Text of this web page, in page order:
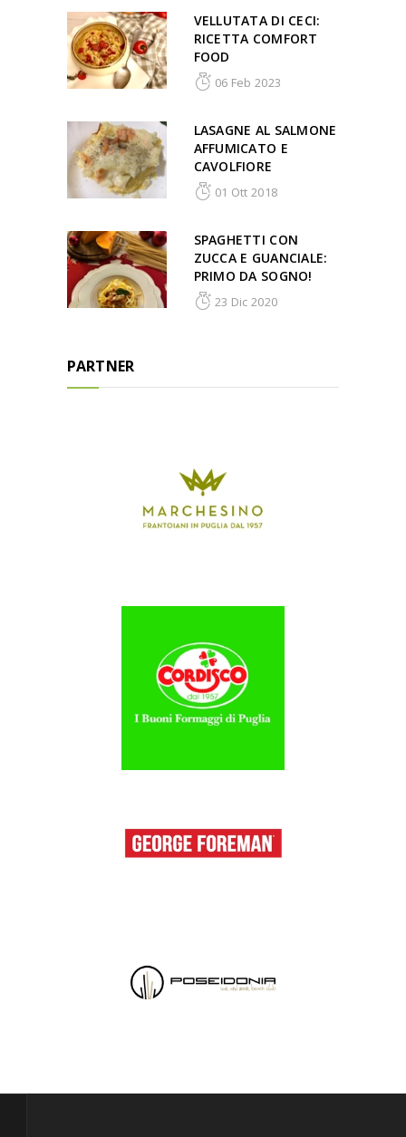
VELLUTATA DI CECI:
RICETTA COMFORT
FOOD
06 Feb 2023
LASAGNE AL SALMONE
AFFUMICATO E
CAVOLFIORE
01 Ott 2018
SPAGHETTI CON
ZUCCA E GUANCIALE:
PRIMO DA SOGNO!
23 Dic 2020
PARTNER